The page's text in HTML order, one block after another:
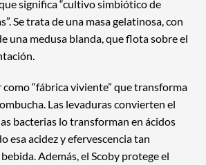
significa “cultivo simbiótico de
Se trata de una masa gelatinosa, con
una medusa blanda, que flota sobre el
como “fábrica viviente” que transforma
Las levaduras convierten el
bacterias lo transforman en ácidos
esa acidez y efervescencia tan
Además, el Scoby protege el